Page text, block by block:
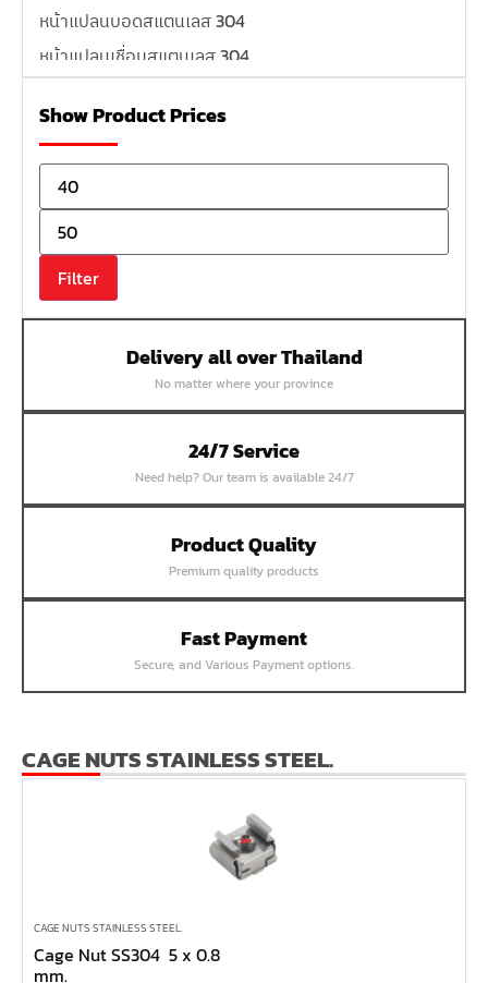
หน้าแปลนบอดสแตนเลส 304
หน้าแปลนเชื่อมสแตนเลส 304
หน้าแปลนเหล็กคอสูง
หน้าแปลนเชื่อมเหล็กสลิปออน
หน้าแปลนเชื่อมเหล็กบอด
หน้าแปลนเชื่อมบอด SUS304 JEF 300P RF
หน้าแปลนเชื่อมบอด SUS304 JEF PN40 RF
หน้าแปลนเชื่อมบอด SUS304 JEF PN16 RF
หน้าแปลนเชื่อมบอด SUS304 JEF 10K FF
หน้าแปลนเชื่อมบอด SUS304 JEF 5K FF
หน้าแปลนเชื่อมบอด SUS304 JEF 150P RF
หน้าแปลนสลิปออน SUS304 JEF 300P SORF
หน้าแปลนเชื่อม SUS304 JEF PN40 RF
หน้าแปลนเชื่อม SUS304 JEF PN25 RF
หน้าแปลนเชื่อม SUS304 JEF PN16 RF
หน้าแปลนเชื่อม SUS304 JEF 20K FF
หน้าแปลนเชื่อม SUS304 JEF 300P RF
หน้าแปลนเชื่อม SUS304 JEF 150P RF
หน้าแปลนเหล็กเกลียวใน JEF PN40
หน้าแปลนเหล็กเกลียวใน JEF PN16
หน้าแปลนเหล็กเกลียวใน JEF 150P
หน้าแปลนเหล็กสวมเชื่อม JEF SWRF 150P
Show Product Prices
Filter
Delivery all over Thailand
No matter where your province
24/7 Service
Need help? Our team is available 24/7
Product Quality
Premium quality products
Fast Payment
Secure, and Various Payment options.
CAGE NUTS STAINLESS STEEL.
CAGE NUTS STAINLESS STEEL.
Cage Nut SS304 5 x 0.8
mm.